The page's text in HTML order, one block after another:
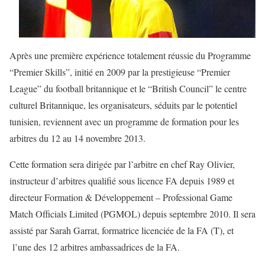
Après une première expérience totalement réussie du Programme
“Premier Skills”, initié en 2009 par la prestigieuse “Premier
League” du football britannique et le “British Council” le centre
culturel Britannique, les organisateurs, séduits par le potentiel
tunisien, reviennent avec un programme de formation pour les
arbitres du 12 au 14 novembre 2013.
Cette formation sera dirigée par l’arbitre en chef Ray Olivier,
instructeur d’arbitres qualifié sous licence FA depuis 1989 et
directeur Formation & Développement – Professional Game
Match Officials Limited (PGMOL) depuis septembre 2010. Il sera
assisté par Sarah Garrat, formatrice licenciée de la FA (T), et
l’une des 12 arbitres ambassadrices de la FA.